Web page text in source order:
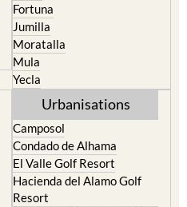
Fortuna
Jumilla
Moratalla
Mula
Yecla
Urbanisations
Camposol
Condado de Alhama
El Valle Golf Resort
Hacienda del Alamo Golf
Resort